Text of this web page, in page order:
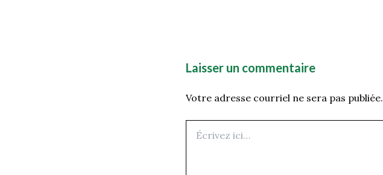
Laisser un commentaire
Votre adresse courriel ne sera pas publiée.
ici…